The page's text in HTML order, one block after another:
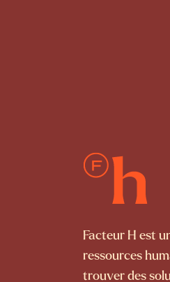
Facteur H est
ressources
trouver des